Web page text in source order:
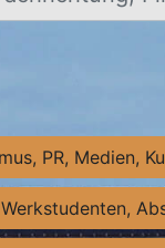
PR, Medien,